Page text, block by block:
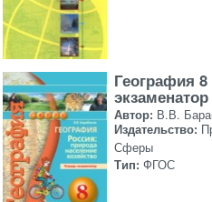
География 8
экзаменатор
Автор: В.В.
Издательство:
Сферы
Тип: ФГОС